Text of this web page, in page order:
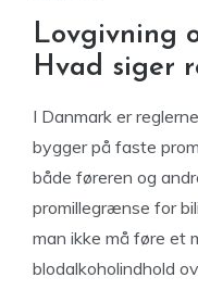
Lovgivning
Hvad siger
I Danmark er
bygger på faste
både føreren og
promillegrænse for
man ikke må føre et
blodalkoholindhold